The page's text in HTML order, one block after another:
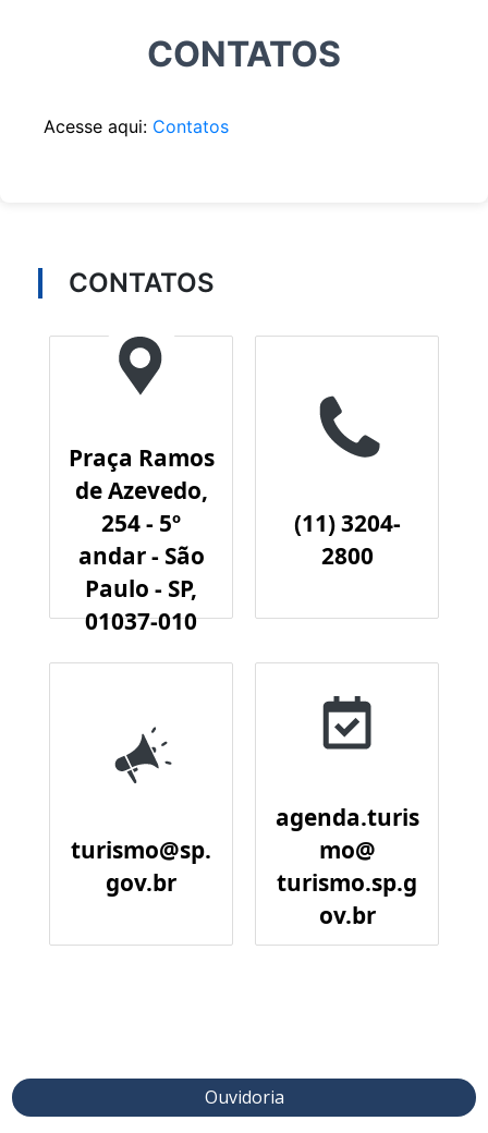
CONTATOS
Acesse aqui: Contatos
CONTATOS
Praça Ramos
de Azevedo,
254 - 5º
andar - São
Paulo - SP,
01037-010
(11) 3204-
2800
turismo@sp.
gov.br
agenda.turis
mo@
turismo.sp.g
ov.br
Ouvidoria